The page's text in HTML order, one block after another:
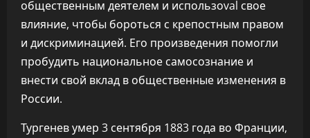
общественным деятелем и использоval свое
влияние, чтобы бороться с крепостным правом
и дискриминацией. Его произведения помогли
пробудить национальное самосознание и
внести свой вклад в общественные изменения в
России.
Тургенев умер 3 сентября 1883 года во Франции,